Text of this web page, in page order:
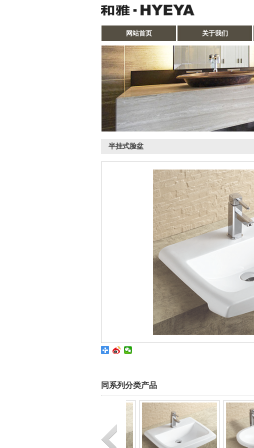
网站首页 关于我们
半挂式脸盆
同系列分类产品